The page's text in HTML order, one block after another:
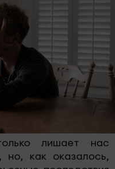
лишает нас
но, как оказалось,